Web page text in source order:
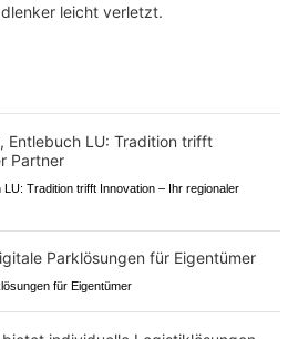
leicht verletzt.
Tradition trifft Innovation – Ihr regionaler
für Eigentümer